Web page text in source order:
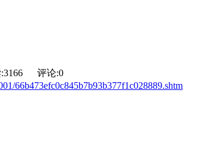
评论:0
66b473efc0c845b7b93b377f1c028889.shtm